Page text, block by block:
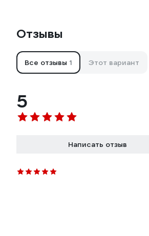
Отзывы
Все отзывы 1 Этот вариант
5
Написать отзыв